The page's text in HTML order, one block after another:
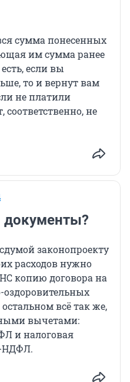
сумма понесенных
им сумма ранее
если вы
то и вернут вам
не платили
не
законопроекту
расходов нужно
копию договора на
оздоровительных
всё так же,
вычетами:
и налоговая
НДФЛ.